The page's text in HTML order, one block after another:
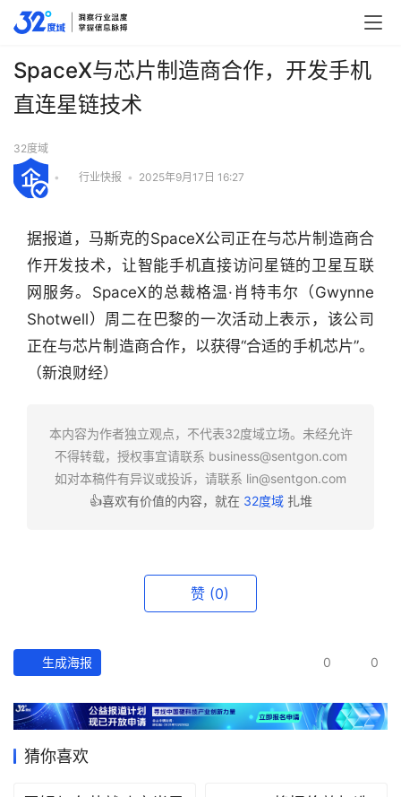
产
经
数
据
SpaceX与芯片制造商合作，开发手机
直连星链技术
32度域
• 行业快报 • 2025年9月17日 16:27
据报道，马斯克的SpaceX公司正在与芯片制造商合
作开发技术，让智能手机直接访问星链的卫星互联
网服务。SpaceX的总裁格温·肖特韦尔（Gwynne
Shotwell）周二在巴黎的一次活动上表示，该公司
正在与芯片制造商合作，以获得“合适的手机芯片”。
（新浪财经）
本内容为作者独立观点，不代表32度域立场。未经允许
不得转载，授权事宜请联系 business@sentgon.com
如对本稿件有异议或投诉，请联系 lin@sentgon.com
👍喜欢有价值的内容，就在 32度域扎堆
赞 (0)
生成海报 0 0
猜你喜欢